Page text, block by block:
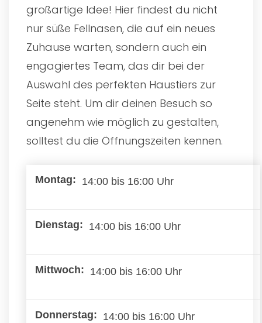
großartige Idee! Hier findest du nicht
nur süße Fellnasen, die auf ein neues
Zuhause warten, sondern auch ein
engagiertes Team, das dir bei der
Auswahl des perfekten Haustiers zur
Seite steht. Um dir deinen Besuch so
angenehm wie möglich zu gestalten,
solltest du die Öffnungszeiten kennen.
14:00 bis 16:00 Uhr
14:00 bis 16:00 Uhr
14:00 bis 16:00 Uhr
14:00 bis 16:00 Uhr